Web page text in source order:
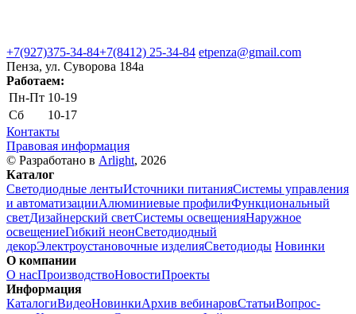
+7(927)375-34-84+7(8412) 25-34-84 etpenza@gmail.com
Пенза, ул. Cуворова 184а
Работаем:
Пн-Пт 10-19
Сб
10-17
Контакты
Правовая информация
© Разработано в Arlight, 2026
Каталог
Светодиодные лентыИсточники питанияСистемы управления
и автоматизацииАлюминиевые профилиФункциональный
светДизайнерский светСистемы освещенияНаружное
освещениеГибкий неонСветодиодный
декорЭлектроустановочные изделияСветодиоды Новинки
О компании
О насПроизводствоНовостиПроекты
Информация
КаталогиВидеоНовинкиАрхив вебинаровСтатьиВопрос-